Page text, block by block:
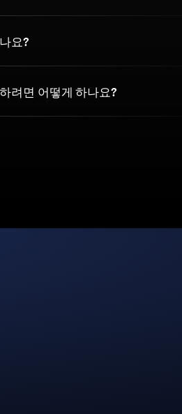
요?
려면 어떻게 하나요?